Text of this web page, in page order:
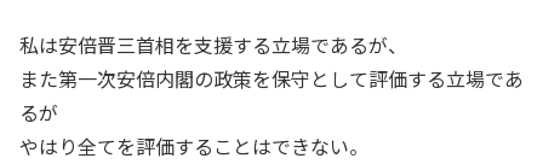
私は安倍晋三首相を支援する立場であるが、
また第一次安倍内閣の政策を保守として評価する立場であ
るが
やはり全てを評価することはできない。